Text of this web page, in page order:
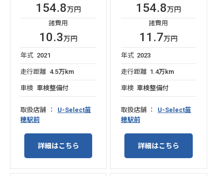
154.8万円
諸費用
10.3万円
年式 2021
走行距離 4.5万km
車検 車検整備付
取扱店舗
U-Select苗
穂駅前
詳細はこちら
154.8万円
諸費用
11.7万円
年式 2023
走行距離 1.4万km
車検 車検整備付
取扱店舗
U-Select苗
穂駅前
詳細はこちら